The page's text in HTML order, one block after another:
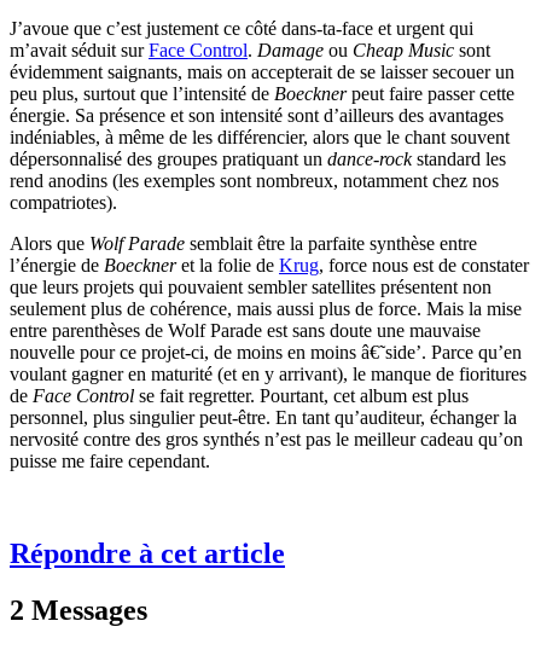
J’avoue que c’est justement ce côté dans-ta-face et urgent qui
m’avait séduit surFace Control. Damage ou Cheap Music sont
évidemment saignants, mais on accepterait de se laisser secouer un
peu plus, surtout que l’intensité de Boecknerpeut faire passer cette
énergie. Sa présence et son intensité sont d’ailleurs des avantages
indéniables, à même de les différencier, alors que le chant souvent
dépersonnalisé des groupes pratiquant un dance-rockstandard les
rend anodins (les exemples sont nombreux, notamment chez nos
compatriotes).
Alors que Wolf Parade semblait être la parfaite synthèse entre
l’énergie de Boeckneret la folie de Krug, force nous est de constater
que leurs projets qui pouvaient sembler satellites présentent non
seulement plus de cohérence, mais aussi plus de force. Mais la mise
entre parenthèses de Wolf Parade est sans doute une mauvaise
nouvelle pour ce projet-ci, de moins en moins â€˜side’. Parce qu’en
voulant gagner en maturité (et en y arrivant), le manque de fioritures
de Face Control se fait regretter. Pourtant, cet album est plus
personnel, plus singulier peut-être. En tant qu’auditeur, échanger la
nervosité contre des gros synthés n’est pas le meilleur cadeau qu’on
puisse me faire cependant.
Répondre à cet article
2 Messages